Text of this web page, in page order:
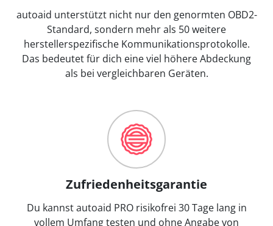
autoaid unterstützt nicht nur den genormten OBD2-
Standard, sondern mehr als 50 weitere
herstellerspezifische Kommunikationsprotokolle.
Das bedeutet für dich eine viel höhere Abdeckung
als bei vergleichbaren Geräten.
Zufriedenheitsgarantie
Du kannst autoaid PRO risikofrei 30 Tage lang in
vollem Umfang testen und ohne Angabe von